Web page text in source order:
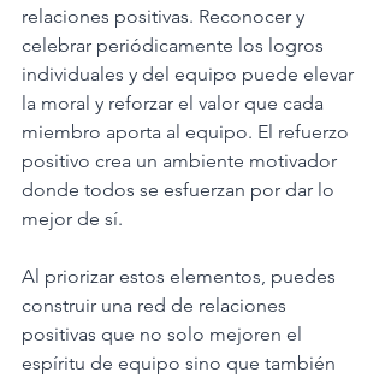
relaciones positivas. Reconocer y
celebrar periódicamente los logros
individuales y del equipo puede elevar
la moral y reforzar el valor que cada
miembro aporta al equipo. El refuerzo
positivo crea un ambiente motivador
donde todos se esfuerzan por dar lo
mejor de sí.
Al priorizar estos elementos, puedes
construir una red de relaciones
positivas que no solo mejoren el
espíritu de equipo sino que también